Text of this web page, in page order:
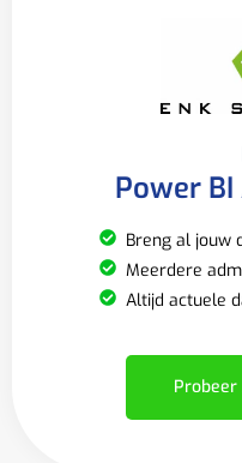
Power
Breng al jouw
Meerdere
Altijd actuele